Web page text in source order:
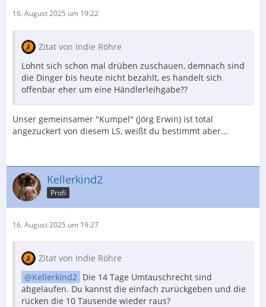
16. August 2025 um 19:22
Zitat von Indie Röhre
Lohnt sich schon mal drüben zuschauen, demnach sind
die Dinger bis heute nicht bezahlt, es handelt sich
offenbar eher um eine Händlerleihgabe??
Unser gemeinsamer "Kumpel" (Jörg Erwin) ist total
angezuckert von diesem LS, weißt du bestimmt aber...
Kellerkind2
Profi
16. August 2025 um 19:27
Zitat von Indie Röhre
Kellerkind2 Die 14 Tage Umtauschrecht sind
abgelaufen. Du kannst die einfach zurückgeben und die
rücken die 10 Tausende wieder raus?